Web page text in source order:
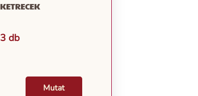
KETRECEK
3 db
Mutat